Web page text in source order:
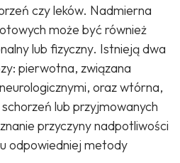
czy leków. Nadmierna
może być również
lub fizyczny. Istnieją dwa
pierwotna, związana
oraz wtórna,
lub przyjmowanych
przyczyny nadpotliwości
odpowiedniej metody